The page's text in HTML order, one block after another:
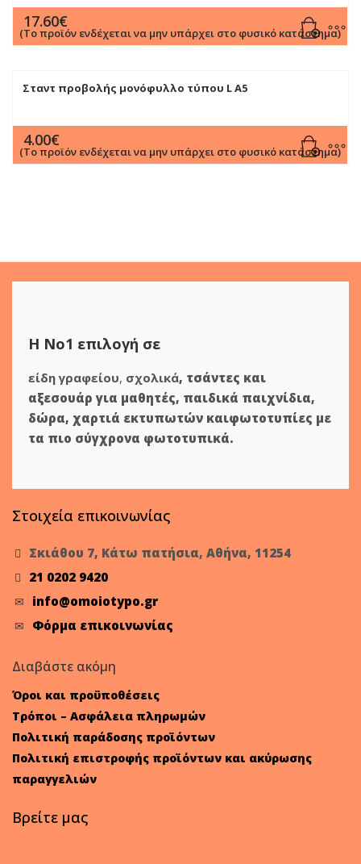
17.60€
(Το προϊόν ενδέχεται να μην υπάρχει στο φυσικό κατάστημα)
Σταντ προβολής μονόφυλλο τύπου L Α5
4.00€
(Το προϊόν ενδέχεται να μην υπάρχει στο φυσικό κατάστημα)
Η Νο1 επιλογή σε
είδη γραφείου, σχολικά, τσάντες και
αξεσουάρ για μαθητές, παιδικά παιχνίδια,
δώρα, χαρτιά εκτυπωτών καιφωτοτυπίες με
τα πιο σύγχρονα φωτοτυπικά.
Στοιχεία επικοινωνίας
Σκιάθου 7, Κάτω πατήσια, Αθήνα, 11254
21 0202 9420
info@omoiotypo.gr
Φόρμα επικοινωνίας
Διαβάστε ακόμη
Όροι και προϋποθέσεις
Τρόποι – Ασφάλεια πληρωμών
Πολιτική παράδοσης προϊόντων
Πολιτική επιστροφής προϊόντων και ακύρωσης
παραγγελιών
Βρείτε μας